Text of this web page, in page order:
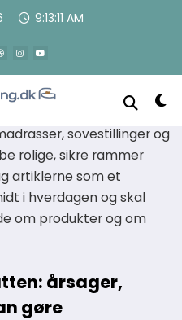
9:13:13 AM
det lidt tryggere og
en baby eller et lille
ned i alt fra valg af
sovestillinger og
rolige, sikre rammer
artiklerne som et
i hverdagen og skal
om produkter og om
årsager,
gøre